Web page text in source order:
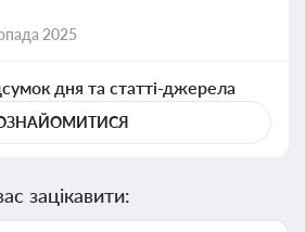
2025
дня та статті-джерела
зацікавити: